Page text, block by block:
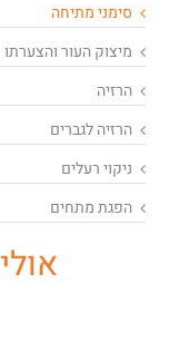
סימני מתיחה
מיצוק העור והצערתו
הרזיה
הרזיה לגברים
ניקוי רעלים
הפגת מתחים